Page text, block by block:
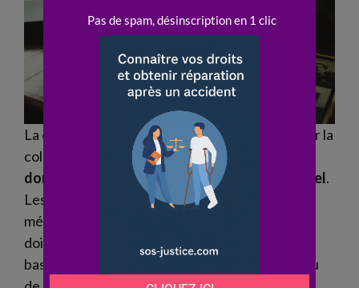
La constitution d’un dossier efficace repose sur la
collecte de documents prouvant la
dommage
responsabilité du professionnel.
Les rapports d’
expertise
, comptes rendus
médicaux, ordonnances et courriers échangés
doivent être réunis. Ces éléments servent de
base pour toute
procédure
ou